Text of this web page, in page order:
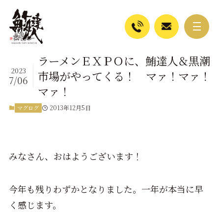
ラーメンＥＸＰＯに、鮪達人＆黒潮
市場がやってくる！ マァ！マァ！
マァ！
2023
7/06
マグログ 2013年12月5日
みなさん、おはようございます！
今年も残りわずかとなりました。一年が本当に早
く感じます。